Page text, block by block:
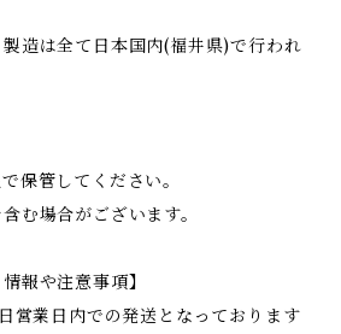
造は全て日本国内(福井県)で行われ
保管してください。
む場合がございます。
報や注意事項】
営業日内での発送となっております